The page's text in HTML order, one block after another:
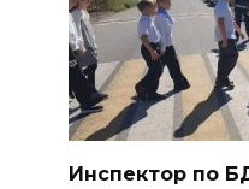
Инспектор по